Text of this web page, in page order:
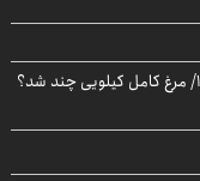
قیمت جدید گوشت مرغ امروز شنبه ۱۷ مرداد ۱۴۰۵/ مرغ کامل کیلویی چند شد؟